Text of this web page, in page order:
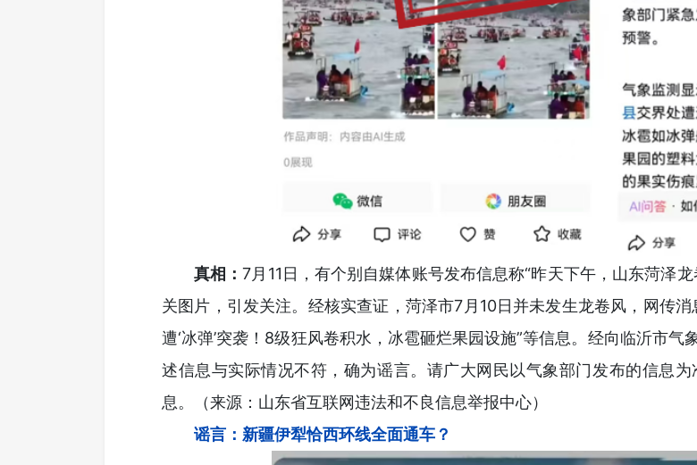
真相：7月11日，有个别自媒体账号发布信息称“昨天下午，山东菏泽
关图片，引发关注。经核实查证，菏泽市7月10日并未发生龙卷风，网传
遭‘冰弹’突袭！8级狂风卷积水，冰雹砸烂果园设施”等信息。经向临沂市
述信息与实际情况不符，确为谣言。请广大网民以气象部门发布的信息
息。（来源：山东省互联网违法和不良信息举报中心）
谣言：新疆伊犁恰西环线全面通车？